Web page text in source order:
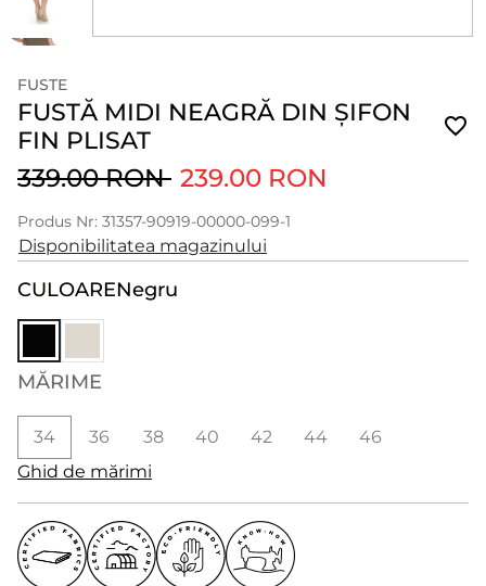
FUSTE
FUSTĂ MIDI NEAGRĂ DIN ȘIFON
FIN PLISAT
339.00 RON 239.00 RON
Produs Nr: 31357-90919-00000-099-1
Disponibilitatea magazinului
CULOARENegru
MĂRIME
34 36 38 40 42 44
46
Ghid de mărimi